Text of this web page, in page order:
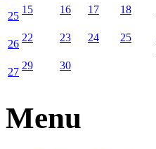
25
15 16 17 18
26
22 23 24 25
27
29 30
Menu